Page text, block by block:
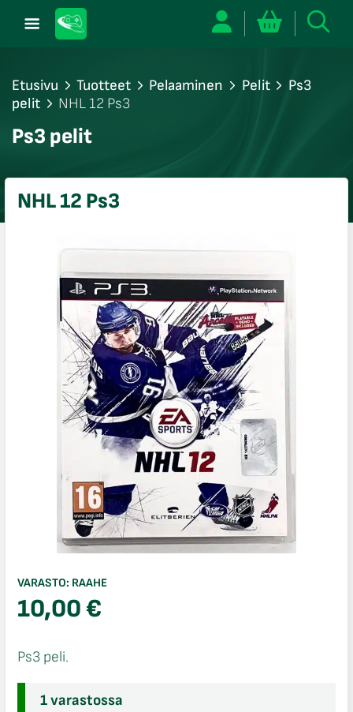
Etusivu Tuotteet Pelaaminen Pelit
Ps3
pelit
NHL 12 Ps3
Ps3 pelit
NHL 12 Ps3
VARASTO: RAAHE
10,00€
Ps3 peli.
1 varastossa
sulje
sulje